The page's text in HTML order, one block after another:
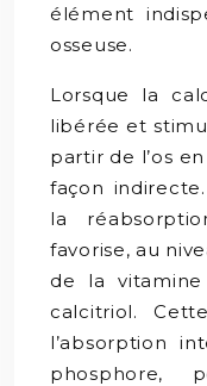
élément
osseuse.
Lorsque la
libérée et
partir de l’os
façon
la
favorise, au
de la
calcitriol.
l’absorption
phosphore,